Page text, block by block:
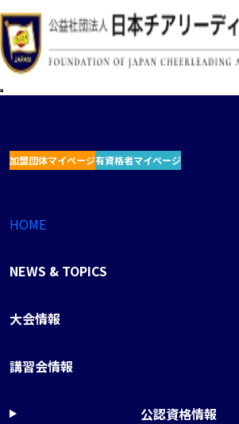
加盟団体マイページ有資格者マイページ
HOME
NEWS & TOPICS
大会情報
講習会情報
公認資格情報